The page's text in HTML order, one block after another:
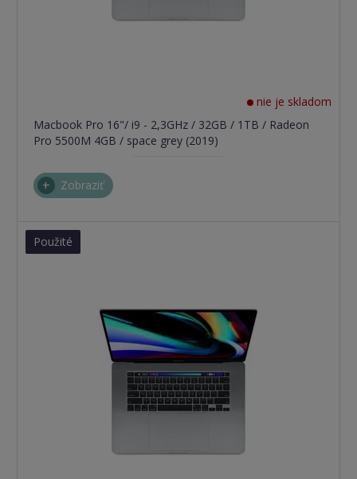
nie je skladom
Macbook Pro 16"/ i9 - 2,3GHz / 32GB / 1TB / Radeon
Pro 5500M 4GB / space grey (2019)
Zobraziť
Použité